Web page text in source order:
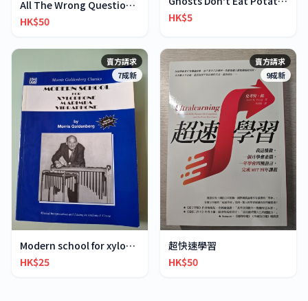
All The Wrong Questions 2: "When Did You See Her L
HK$50
HK$5
賣方請求
7成新
Modern school for xylophone marimba vibraphone
HK$25
賣方請求
9成新
超快速學習
HK$50